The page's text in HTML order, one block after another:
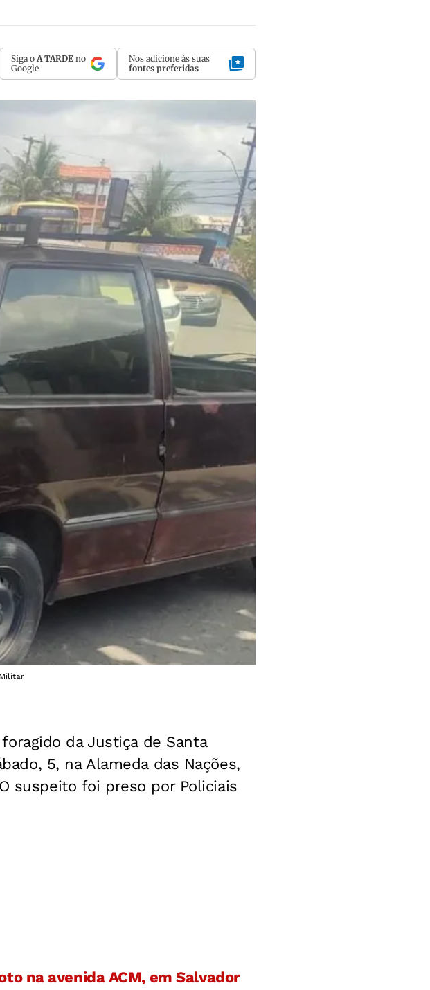
Siga o A TARDE no
Google
Nos adicione às suas
fontes preferidas
da Justiça de Santa
5, na Alameda das Nações,
suspeito foi preso por Policiais
na avenida ACM, em Salvador